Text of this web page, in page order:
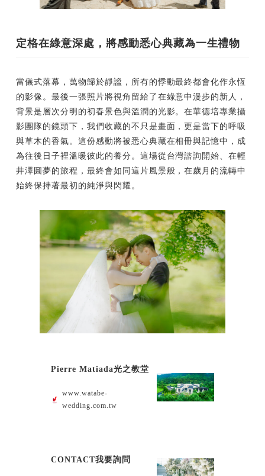
定格在綠意深處，將感動悉心典藏為一生禮物
當儀式落幕，萬物歸於靜謐，所有的悸動最終都會化作永恆
的影像。最後一張照片將視角留給了在綠意中漫步的新人，
背景是層次分明的初春景色與溫潤的光影。在華德培專業攝
影團隊的鏡頭下，我們收藏的不只是畫面，更是當下的呼吸
與草木的香氣。這份感動將被悉心典藏在相冊與記憶中，成
為往後日子裡溫暖彼此的養分。這場從台灣諮詢開始、在輕
井澤圓夢的旅程，最終會如同這片風景般，在歲月的流轉中
始終保持著最初的純淨與閃耀。
Pierre Matiada光之教堂
www.watabe-
wedding.com.tw
CONTACT我要詢問